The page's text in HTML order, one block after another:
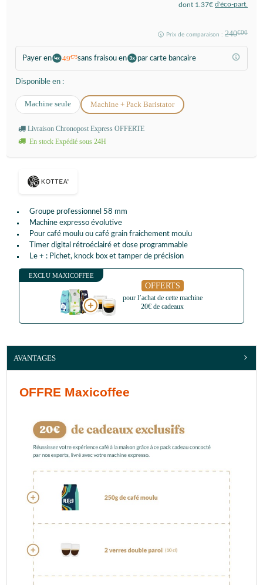
Groupe professionnel 58 mm
Machine expresso évolutive
Pour café moulu ou café grain fraichement moulu
Timer digital rétroéclairé et dose programmable
Le + : Pichet, knock box et tamper de précision
EXCLU MAXICOFFEE
OFFERTS
pour l’achat de cette machine
20€ de cadeaux
dont 1.37€ d'éco-part.
Prix de comparaison : 240€00
Payer en 49€75sans fraisou en par carte bancaire
Disponible en :
Machine seule Machine + Pack Baristator
Livraison Chronopost Express OFFERTE
En stock Expédié sous 24H
AVANTAGES
OFFRE Maxicoffee